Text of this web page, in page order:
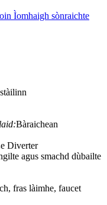
Bàraichean
Diverter
agus smachd dùbailte
fras làimhe, faucet